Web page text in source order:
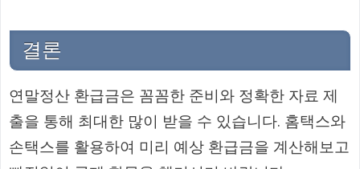
결론
연말정산 환급금은 꼼꼼한 준비와 정확한 자료 제
출을 통해 최대한 많이 받을 수 있습니다. 홈택스와
손택스를 활용하여 미리 예상 환급금을 계산해보고